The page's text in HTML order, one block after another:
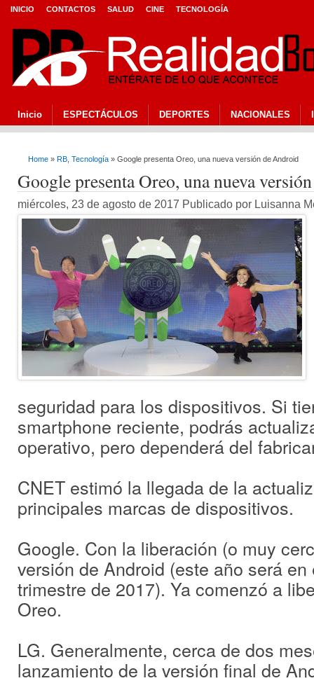
INICIO CONTACTOS SALUD CINE TECNOLOGÍA
Inicio ESPECTÁCULOS DEPORTES NACIONALES
Home » RB Tecnología » Google presenta Oreo, una nueva versión de Android
Google presenta Oreo, una nueva
miércoles, 23 de agosto de 2017 Publicado por Luisanna
seguridad para los dispositivos. Si
smartphone reciente, podrás
operativo, pero dependerá del
CNET estimó la llegada de la
principales marcas de dispositivos.
Google. Con la liberación (o muy
versión de Android (este año será en
trimestre de 2017). Ya comenzó a
Oreo.
LG. Generalmente, cerca de dos
lanzamiento de la versión final de